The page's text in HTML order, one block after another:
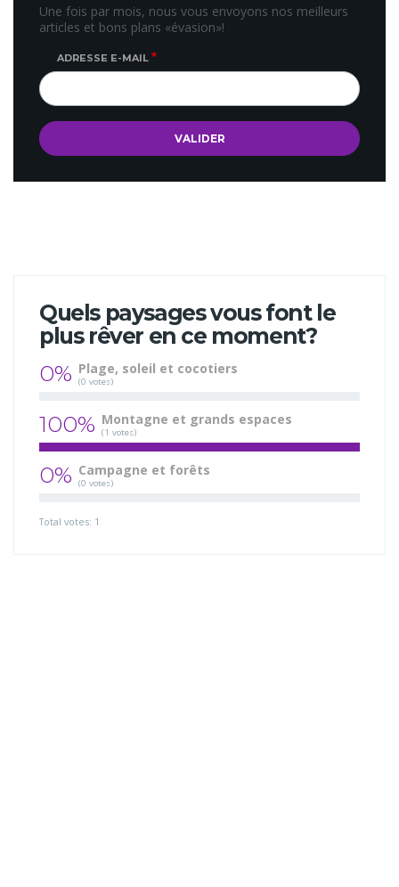
Une fois par mois, nous vous envoyons nos meilleurs
articles et bons plans «évasion»!
ADRESSE E-MAIL
Quels paysages vous font le
plus rêver en ce moment?
0% Plage, soleil et cocotiers
(0 votes)
100% Montagne et grands espaces
(1 votes)
0% Campagne et forêts
(0 votes)
Total votes: 1